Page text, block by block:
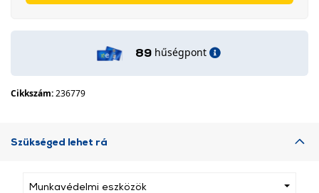
89 hűségpont
Cikkszám:236779
Szükséged lehet rá
Munkavédelmi eszközök